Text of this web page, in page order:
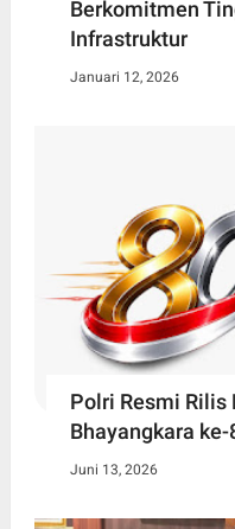
Berkomitmen
Infrastruktur
Januari 12, 2026
Polri Resmi Rilis
Bhayangkara
Juni 13, 2026